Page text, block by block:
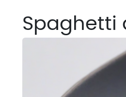
Spaghetti